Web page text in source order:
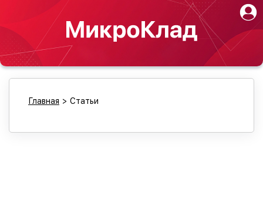
Главная > Статьи